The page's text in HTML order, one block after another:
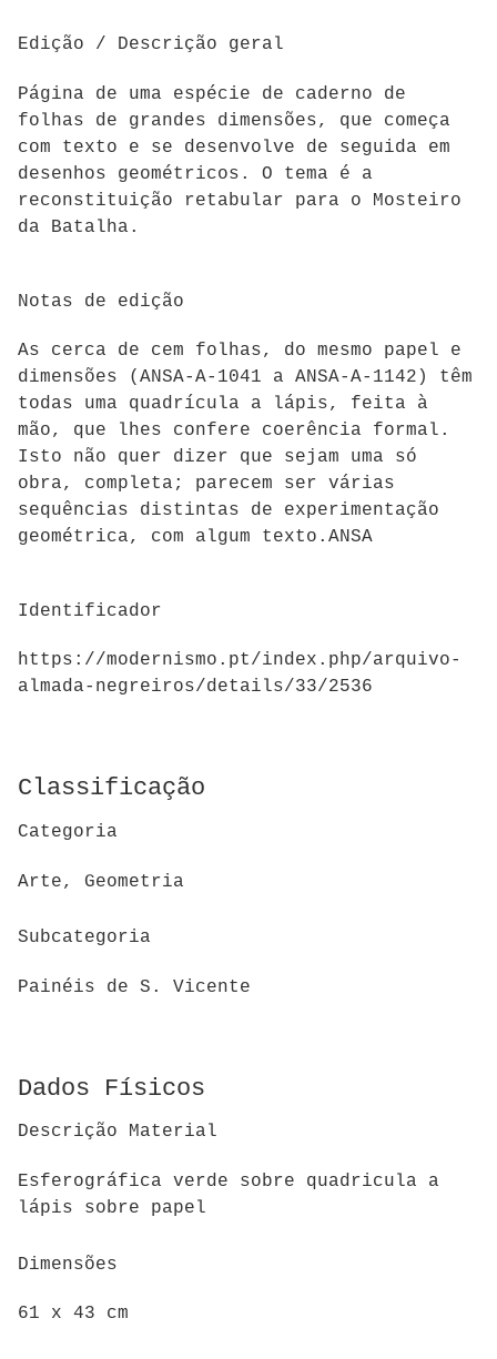
Edição / Descrição geral
Página de uma espécie de caderno de
folhas de grandes dimensões, que começa
com texto e se desenvolve de seguida em
desenhos geométricos. O tema é a
reconstituição retabular para o Mosteiro
da Batalha.
Notas de edição
As cerca de cem folhas, do mesmo papel e
dimensões (ANSA-A-1041 a ANSA-A-1142) têm
todas uma quadrícula a lápis, feita à
mão, que lhes confere coerência formal.
Isto não quer dizer que sejam uma só
obra, completa; parecem ser várias
sequências distintas de experimentação
geométrica, com algum texto.ANSA
Identificador
https://modernismo.pt/index.php/arquivo-
almada-negreiros/details/33/2536
Classificação
Categoria
Arte, Geometria
Subcategoria
Painéis de S. Vicente
Dados Físicos
Descrição Material
Esferográfica verde sobre quadricula a
lápis sobre papel
Dimensões
61 x 43 cm